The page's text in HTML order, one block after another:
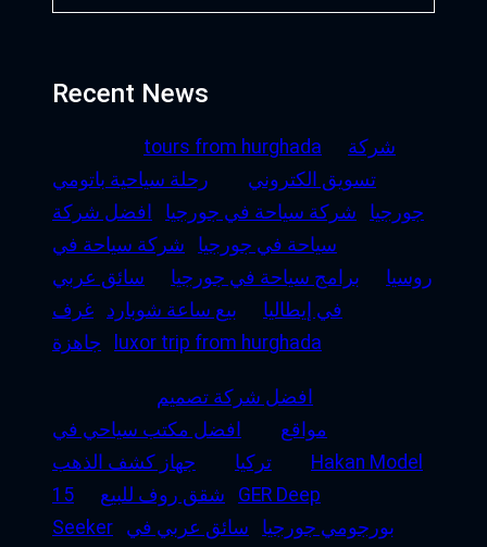
Recent News
tours from hurghada
شركة
تسويق الكتروني
رحلة سياحية باتومي
جورجيا
شركة سياحة في جورجيا
افضل شركة
سياحة في جورجيا
شركة سياحة في
روسيا
برامج سياحة في جورجيا
سائق عربي
في إيطاليا
بيع ساعة شوبارد
غرف
جاهزة
luxor trip from hurghada
افضل شركة تصميم
مواقع
افضل مكتب سياحي في
تركيا
جهاز كشف الذهب
Hakan Model
15
شقق روف للبيع
GER Deep
Seeker
بورجومي جورجيا
سائق عربي في